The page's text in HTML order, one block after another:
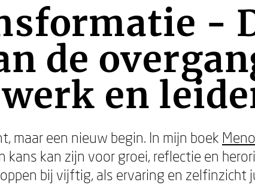
-
de
en
maar een nieuw begin. In mijn boek
kans kan zijn voor groei, reflectie en
bij vijftig, als ervaring en zelfinzicht